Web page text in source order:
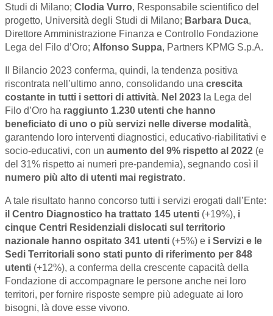
Studi di Milano; Clodia Vurro, Responsabile scientifico del
progetto, Università degli Studi di Milano; Barbara Duca,
Direttore Amministrazione Finanza e Controllo Fondazione
Lega del Filo d’Oro; Alfonso Suppa, Partners KPMG S.p.A.
Il Bilancio 2023 conferma, quindi, la tendenza positiva
riscontrata nell’ultimo anno, consolidando una crescita
costante in tutti i settori di attività. Nel 2023 la Lega del
Filo d’Oro ha raggiunto 1.230 utenti che hanno
beneficiato di uno o più servizi nelle diverse modalità,
garantendo loro interventi diagnostici, educativo-riabilitativi e
socio-educativi, con un aumento del 9% rispetto al 2022 (e
del 31% rispetto ai numeri pre-pandemia), segnando così il
numero più alto di utenti mai registrato.
A tale risultato hanno concorso tutti i servizi erogati dall’Ente:
il Centro Diagnostico ha trattato 145 utenti (+19%), i
cinque Centri Residenziali dislocati sul territorio
nazionale hanno ospitato 341 utenti (+5%) e i Servizi e le
Sedi Territoriali sono stati punto di riferimento per 848
utenti (+12%), a conferma della crescente capacità della
Fondazione di accompagnare le persone anche nei loro
territori, per fornire risposte sempre più adeguate ai loro
bisogni, là dove esse vivono.